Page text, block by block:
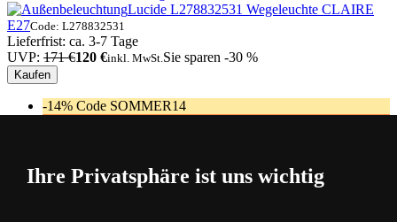
Lucide L278832531 Wegeleuchte CLAIRE
E27Code: L278832531
Lieferfrist: ca. 3-7 Tage
UVP: 171 €120 €inkl. MwSt. Sie sparen -30 %
Kaufen
-14% Code SOMMER14
Ihre Privatsphäre ist uns wichtig